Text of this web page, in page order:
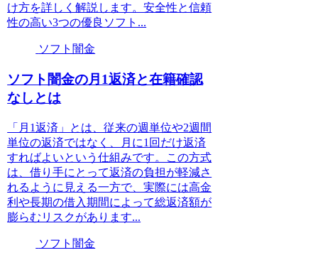
け方を詳しく解説します。安全性と信頼
性の高い3つの優良ソフト...
ソフト闇金
ソフト闇金の月1返済と在籍確認
なしとは
「月1返済」とは、従来の週単位や2週間
単位の返済ではなく、月に1回だけ返済
すればよいという仕組みです。この方式
は、借り手にとって返済の負担が軽減さ
れるように見える一方で、実際には高金
利や長期の借入期間によって総返済額が
膨らむリスクがあります...
ソフト闇金